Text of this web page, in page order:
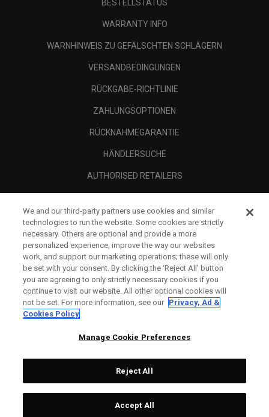
BESTELLSTATUS
WARRANTY INFO
WARNHINWEIS ZU GEFÄLSCHTEN SCHLÄGERN
VERSANDBEDINGUNGEN
RÜCKGABE-RICHTLINIE
ZAHLUNGSOPTIONEN
RÜCKNAHMEGARANTIE
HÄNDLERSUCHE
AUTHORISED RETAILERS
UNTERNEHMENSPROFIL
RECHTLICHES-
Topgolf Callaway Brands.
All rights reserved.
We and our third-party partners use cookies and similar
technologies to run the website. Some cookies are strictly
necessary. Others are optional and provide a more
personalized experience, improve the way our websites
work, and support our marketing operations; these will only
be set with your consent. By clicking the ‘Reject All' button
you are agreeing to only strictly necessary cookies if you
continue to visit our website. All other optional cookies will
not be set. For more information, see our Privacy, Ad &
Cookies Policy
Manage Cookie Preferences
Reject All
Accept All